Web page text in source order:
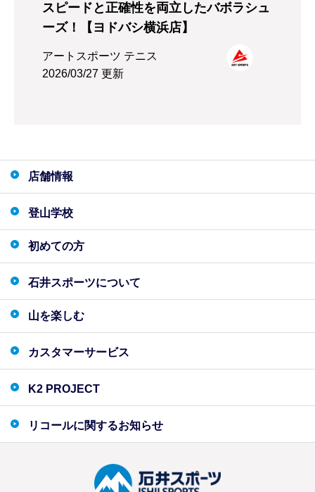
スピードと正確性を両立したバボラシュ
ーズ！【ヨドバシ横浜店】
アートスポーツ テニス
2026/03/27 更新
店舗情報
登山学校
初めての方
石井スポーツについて
山を楽しむ
カスタマーサービス
K2 PROJECT
リコールに関するお知らせ